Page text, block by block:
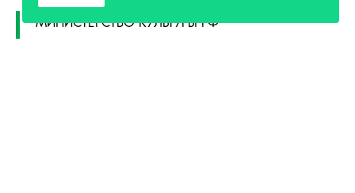
МИНИСТЕРСТВО КУЛЬТУРЫ РФ